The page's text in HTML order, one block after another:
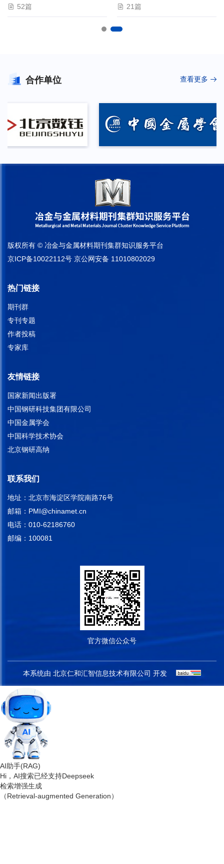
52篇 21篇
合作单位 查看更多
版权所有 © 冶金与金属材料期刊集群知识服务平台
京ICP备10022112号 京公网安备 11010802029
热门链接
期刊群
专刊专题
作者投稿
专家库
友情链接
国家新闻出版署
中国钢研科技集团有限公司
中国金属学会
中国科学技术协会
北京钢研高纳
联系我们
地址：北京市海淀区学院南路76号
邮箱： PMI@chinamet.cn
电话：010-62186760
邮编：100081
官方微信公众号
本系统由 北京仁和汇智信息技术有限公司 开发
AI助手(RAG)
Hi，AI搜索已经支持Deepseek
检索增强生成
（Retrieval-augmented Generation）